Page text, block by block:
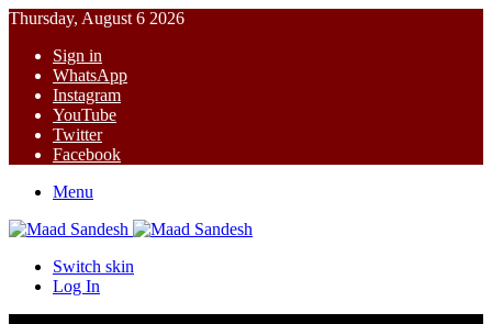
Thursday, August 6 2026
Sign in
WhatsApp
Instagram
YouTube
Twitter
Facebook
Menu
Switch skin
Log In